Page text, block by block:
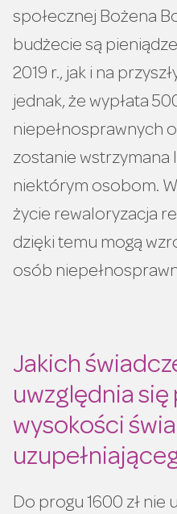
społecznej Bożena
budżecie są
2019 r., jak i na
jednak, że wypłata
niepełnosprawnych
zostanie wstrzymana
niektórym osobom.
życie rewaloryzacja
dzięki temu mogą
osób
Jakich
uwzględnia
wysokości
Do progu 1600 zł nie